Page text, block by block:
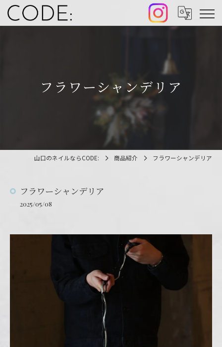
フラワーシャンデリア
山口のネイルならCODE: 商品紹介 フラワーシャンデリア
フラワーシャンデリア
2025/05/08